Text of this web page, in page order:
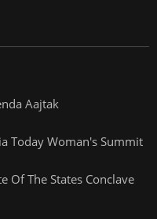
Aajtak
Today Woman's Summit
Of The States Conclave